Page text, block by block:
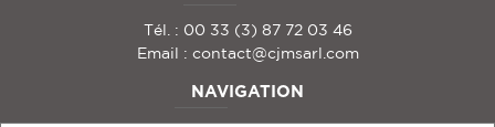
Tél. : 00 33 (3) 87 72 03 46
Email : contact@cjmsarl.com
NAVIGATION